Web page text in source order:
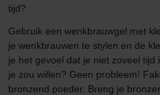
tijd?
Gebruik een wenkbrauwgel met
je wenkbrauwen te stylen en de
je het gevoel dat je niet zoveel
je zou willen? Geen probleem!
bronzend poeder. Breng je